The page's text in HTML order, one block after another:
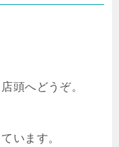
頭へどうぞ。
います。